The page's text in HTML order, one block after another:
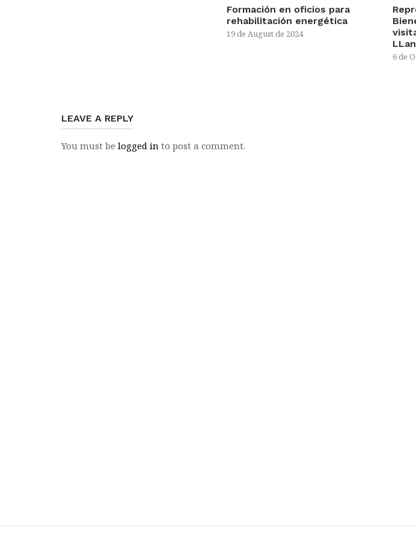
Formación en oficios para
rehabilitación energética
19 de August de 2024
6 de
LEAVE A REPLY
You must be logged in to post a comment.